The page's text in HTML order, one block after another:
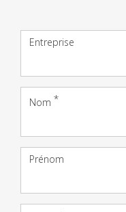
Entreprise
Nom
Prénom